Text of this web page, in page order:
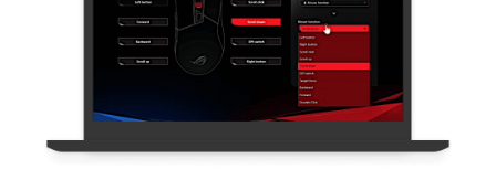
Aplicația Interactivă Aeroportul Internațional
Taoyuan - Integrarea Sistemului de Back-